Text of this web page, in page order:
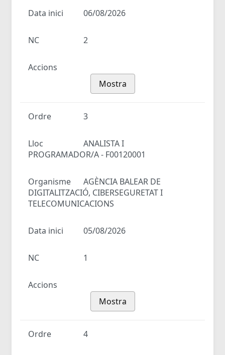
Data inici 06/08/2026
NC 2
Accions
Mostra
Ordre 3
Lloc
ANALISTA I
PROGRAMADOR/A - F00120001
Organisme
AGÈNCIA BALEAR DE
DIGITALITZACIÓ, CIBERSEGURETAT I
TELECOMUNICACIONS
Data inici 05/08/2026
NC 1
Accions
Mostra
Ordre 4